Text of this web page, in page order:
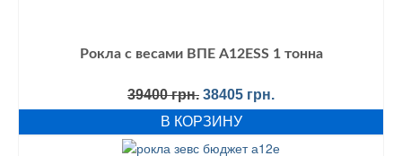
Рокла с весами ВПЕ A12ESS 1 тонна
39400грн. Первоначальная
цена
составляла
39400 грн..
38405 грн.Текущая
цена:
В КОРЗИНУ